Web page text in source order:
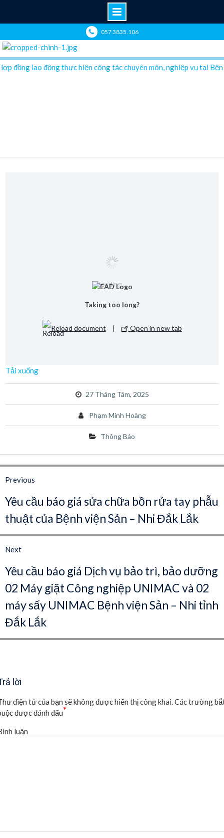
to
content
057 3835.106
đồng lao động thực hiện công tác chuyên môn, nghiệp vụ tại
Loading...
Taking too long?
Reload document | Open in new tab
Tải xuống
27 Tháng Tám, 2025
Phạm Minh Hoàng
Thông Báo
Previous
post:
Yêu cầu báo giá sửa chữa bồn rửa tay phẫu
thuật của Bệnh viện Sản – Nhi Đắk Lắk
Next
post:
Yêu cầu báo giá Dịch vụ bảo trì, bảo dưỡng
02 Máy giặt Công nghiệp UNIMAC và 02
máy sấy UNIMAC Bệnh viện Sản – Nhi tỉnh
Đắk Lắk
lời
điện tử của bạn sẽ không được hiển thị công khai.Các trường
được đánh dấu*
luận